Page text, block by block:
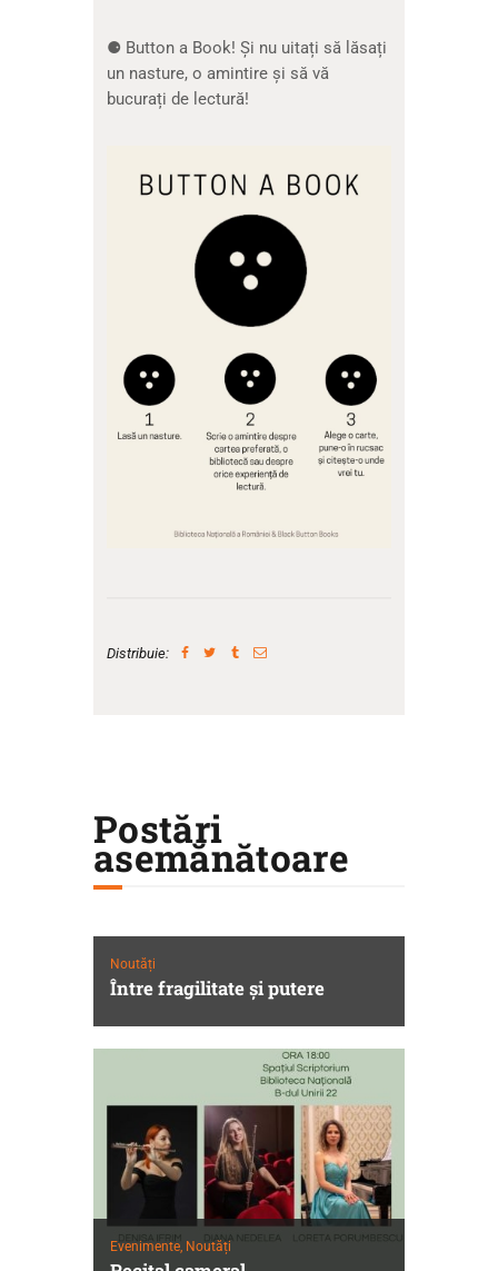
⚈ Button a Book! Și nu uitați să lăsați
un nasture, o amintire și să vă
bucurați de lectură!
Distribuie:
Postări
asemănătoare
Noutăți
Între fragilitate şi putere
Evenimente, Noutăți